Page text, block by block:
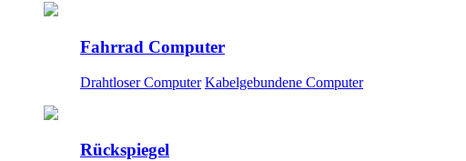
Fahrrad Computer
Drahtloser Computer Kabelgebundene Computer
Rückspiegel